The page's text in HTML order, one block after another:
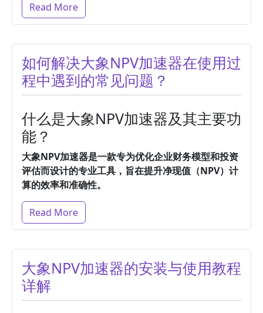
Read More
如何解决大象NPV加速器在使用过
程中遇到的常见问题？
什么是大象NPV加速器及其主要功
能？
大象NPV加速器是一款专为优化企业财务模型和投资
评估而设计的专业工具，旨在提升净现值（NPV）计
算的效率和准确性。
Read More
大象NPV加速器的安装与使用教程
详解